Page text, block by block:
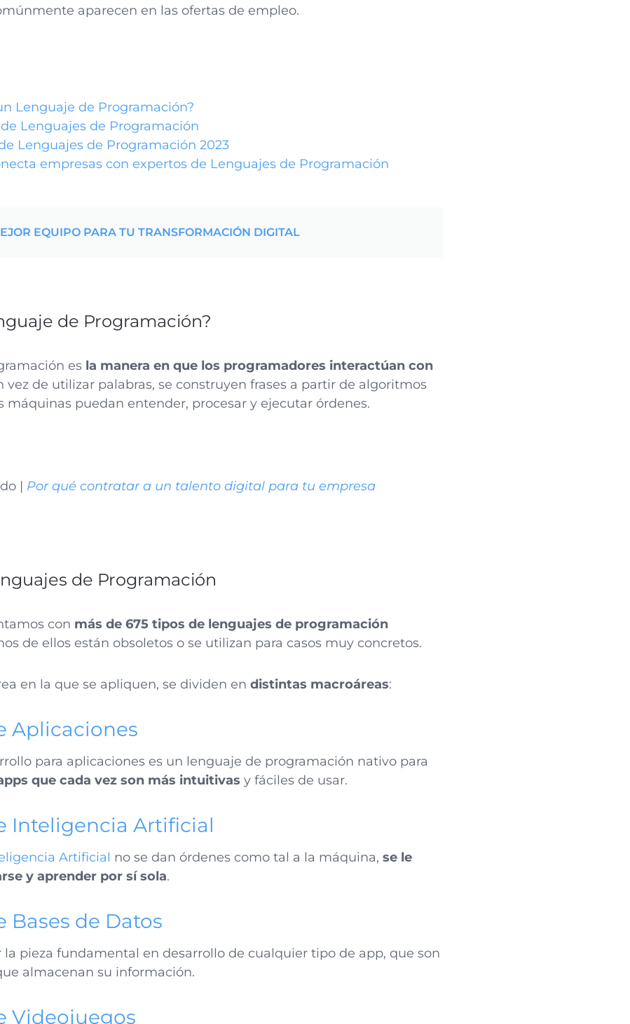
aparecen en las ofertas de empleo.
Lenguaje de Programación?
Lenguajes de Programación
Lenguajes de Programación 2023
empresas con expertos de Lenguajes de Programación
EQUIPO PARA TU TRANSFORMACIÓN DIGITAL
de Programación?
es la manera en que los programadores interactúan con
vez de utilizar palabras, se construyen frases a partir de algoritmos
máquinas puedan entender, procesar y ejecutar órdenes.
| Por qué contratar a un talento digital para tu empresa
de Programación
con más de 675 tipos de lenguajes de programación
de ellos están obsoletos o se utilizan para casos muy concretos.
en la que se apliquen, se dividen en distintas macroáreas:
Aplicaciones
para aplicaciones es un lenguaje de programación nativo para
que cada vez son más intuitivas y fáciles de usar.
Inteligencia Artificial
Artificial no se dan órdenes como tal a la máquina, se le
y aprender por sí sola.
Bases de Datos
la pieza fundamental en desarrollo de cualquier tipo de app, que son
almacenan su información.
Videojuegos